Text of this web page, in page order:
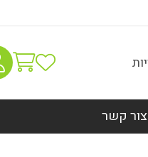
צור קשר